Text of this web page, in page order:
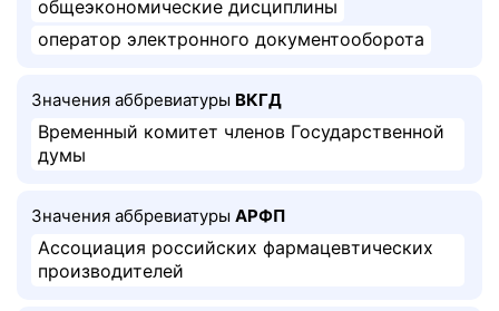
общеэкономические дисциплины
оператор электронного документооборота
Значения аббревиатуры ВКГД
Временный комитет членов Государственной
думы
Значения аббревиатуры АРФП
Ассоциация российских фармацевтических
производителей